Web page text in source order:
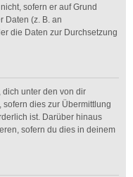
sofern er auf Grund
Daten (z. B. an
die Daten zur Durchsetzung
dich unter den von dir
dies zur Übermittlung
ist. Darüber hinaus
sofern du dies in deinem